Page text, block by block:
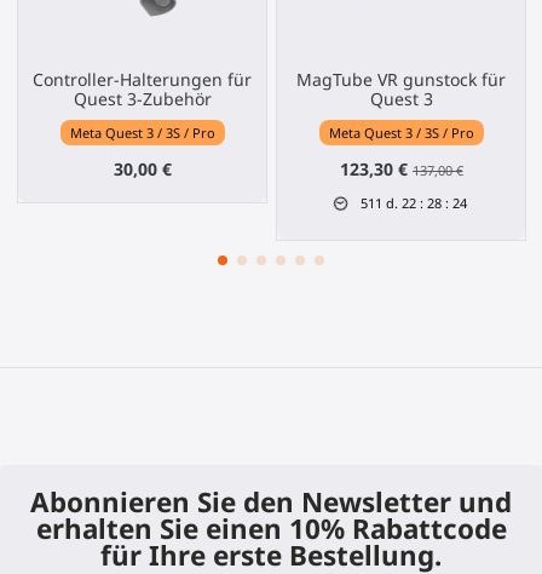
Controller-Halterungen für
Quest 3-Zubehör
Meta Quest 3 / 3S / Pro
30,00 €
MagTube VR gunstock für
Quest 3
Meta Quest 3 / 3S / Pro
123,30 € 137,00 €
511 d. 22 :28 :24
Abonnieren Sie den Newsletter und
erhalten Sie einen 10% Rabattcode
für Ihre erste Bestellung.